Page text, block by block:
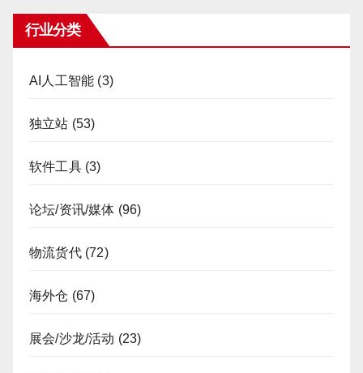
行业分类
AI人工智能 (3)
独立站 (53)
软件工具(3)
论坛/资讯/媒体 (96)
物流货代(72)
海外仓 (67)
展会/沙龙/活动 (23)